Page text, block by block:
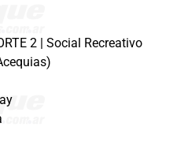
2 | Social Recreativo